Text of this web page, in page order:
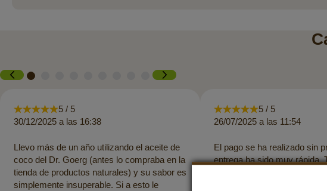
5 / 5
30/12/2025 a las 16:38
Llevo más de un año utilizando el aceite de
coco del Dr. Goerg (antes lo compraba en la
tienda de productos naturales) y su sabor es
simplemente insuperable. Si a esto le
5 / 5
26/07/2025 a las 11:54
El pago se ha realizado sin
entrega ha sido muy rápida.